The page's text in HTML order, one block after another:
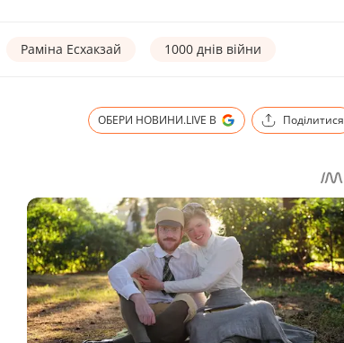
Раміна Есхакзай 1000 днів війни
ОБЕРИ НОВИНИ.LIVE В Поділитися